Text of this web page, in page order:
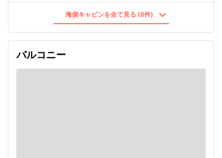
海側キャビンを全て見る (8件)
バルコニー